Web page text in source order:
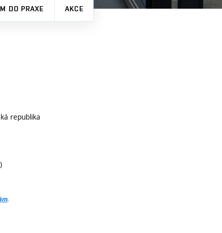
DO PRAXE AKCE
republika
.